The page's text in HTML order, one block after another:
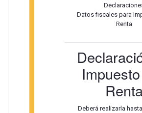
Datos fiscales para
Renta
Deberá realizarla